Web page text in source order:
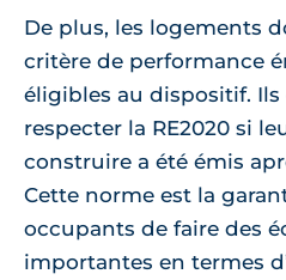
De plus, les logements
critère de performance
éligibles au dispositif.
respecter la RE2020 si
construire a été émis
Cette norme est la
occupants de faire des
importantes en termes